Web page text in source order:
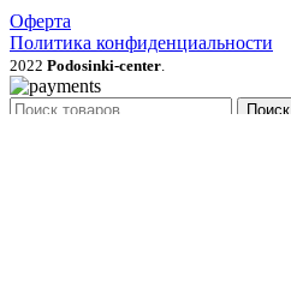
Оферта
Политика конфиденциальности
2022 Podosinki-center.
Поиск